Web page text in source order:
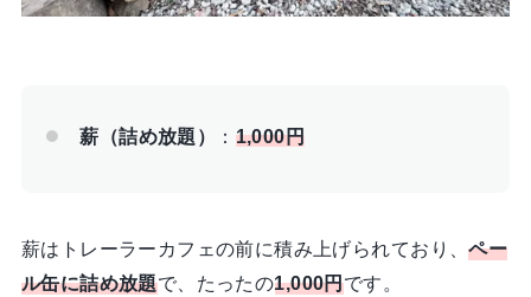
薪（詰め放題） ： 1,000円
薪はトレーラーカフェの前に積み上げられており、ペー
ル缶に詰め放題で、たったの1,000円です。